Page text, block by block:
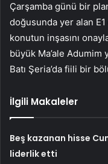
Çarşamba günü bir
doğusunda yer alan
konutun inşasını
büyük Ma’ale
Batı Şeria’da fiili bir
İlgili Makaleler
Beş kazanan hisse
liderlik etti